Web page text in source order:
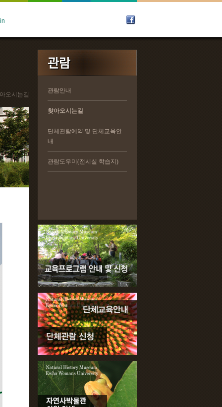
관람안내
찾아오시는길
단체관람예약 및 단체교육안
내
관람도우미(전시실 학습지)
관람안내
찾아오시는길
단체관람예약 및 단체교육안
내
관람도우미(전시실 학습지)
오시는길